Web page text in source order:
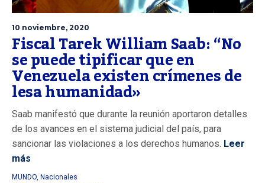
10 noviembre, 2020
Fiscal Tarek William Saab: “No
se puede tipificar que en
Venezuela existen crímenes de
lesa humanidad»
Saab manifestó que durante la reunión aportaron detalles
de los avances en el sistema judicial del país, para
sancionar las violaciones a los derechos humanos. Leer
más
MUNDO, Nacionales